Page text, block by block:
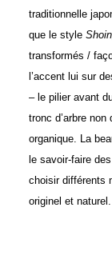
traditionnelle
que le style Shoin,
transformés /
l’accent lui sur
– le pilier avant
tronc d’arbre
organique. La
le savoir-faire
choisir différents
originel et naturel.